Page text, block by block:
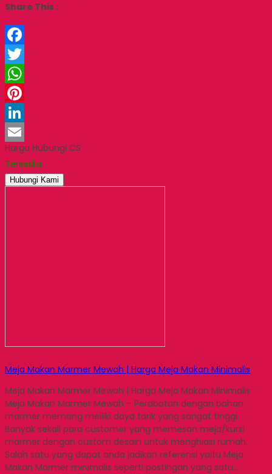
Share This :
Facebook
Twitter
WhatsApp
Pinterest
LinkedIn
Email
Harga Hubungi CS
Tersedia
Hubungi Kami
Meja Makan Marmer Mewah | Harga Meja Makan Minimalis
Meja Makan Marmer Mewah | Harga Meja Makan Minimalis
Meja Makan Marmer Mewah – Perabotan dengan bahan
marmer memang meiliki daya tarik yang sangat tinggi.
Banyak sekali para customer yang memesan meja/kursi
marmer dengan custom desain untuk menghiasi rumah.
Salah satu yang dapat anda jadikan referensi yaitu Meja
Makan Marmer minimalis seperti postingan yang satu…